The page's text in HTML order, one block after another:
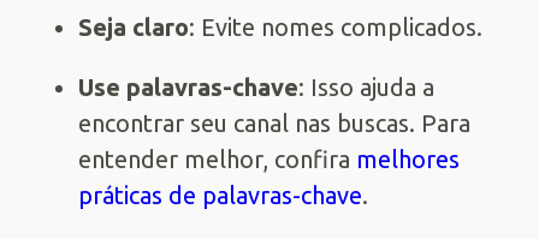
Seja claro: Evite nomes complicados.
Use palavras-chave: Isso ajuda a
encontrar seu canal nas buscas. Para
entender melhor, confira melhores
práticas de palavras-chave.